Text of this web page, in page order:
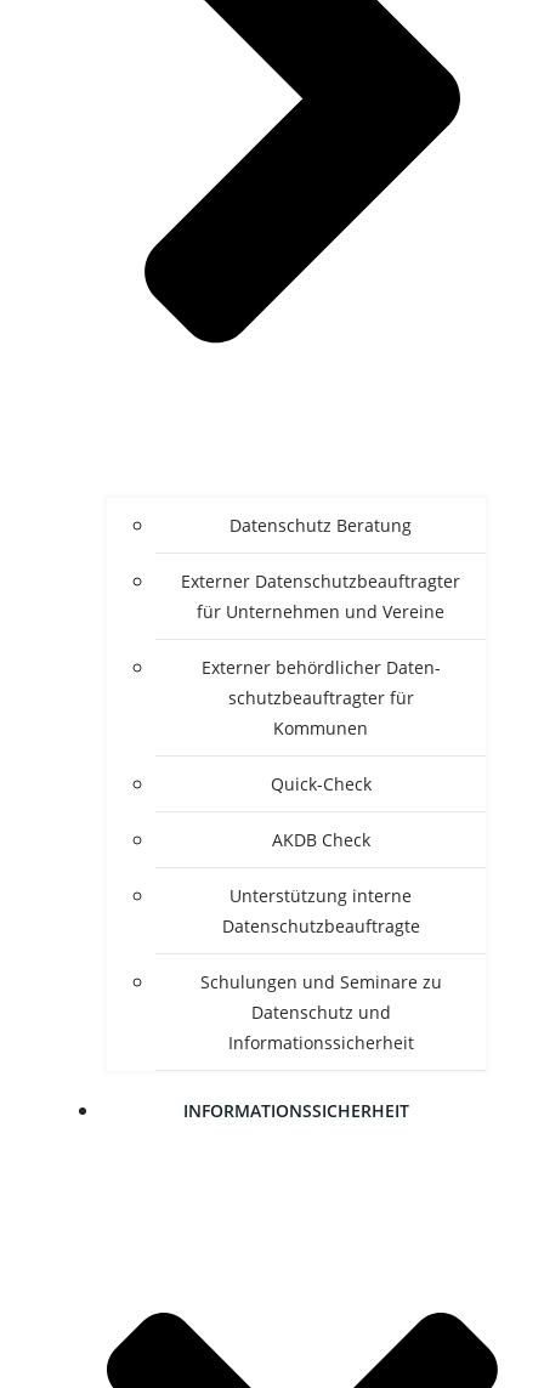
Daten­schutz Beratung
Exter­ner Daten­schutz­be­auf­trag­ter
für Unter­neh­men und Vereine
Exter­ner behörd­li­cher Daten­
schutz­be­auf­trag­ter für
Kommunen
Quick-Check
AKDB Check
Unter­stüt­zung inter­ne
Datenschutzbeauftragte
Schu­lun­gen und Semi­na­re zu
Daten­schutz und
Informationssicherheit
INFOR­MA­TI­ONS­SI­CHER­HEIT